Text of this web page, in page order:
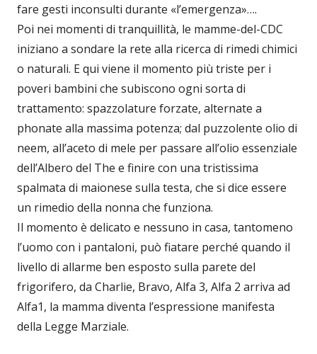
fare gesti inconsulti durante «l’emergenza»….
Poi nei momenti di tranquillità, le mamme-del-CDC
iniziano a sondare la rete alla ricerca di rimedi chimici
o naturali. E qui viene il momento più triste per i
poveri bambini che subiscono ogni sorta di
trattamento: spazzolature forzate, alternate a
phonate alla massima potenza; dal puzzolente olio di
neem, all’aceto di mele per passare all’olio essenziale
dell’Albero del The e finire con una tristissima
spalmata di maionese sulla testa, che si dice essere
un rimedio della nonna che funziona.
Il momento è delicato e nessuno in casa, tantomeno
l’uomo con i pantaloni, può fiatare perché quando il
livello di allarme ben esposto sulla parete del
frigorifero, da Charlie, Bravo, Alfa 3, Alfa 2 arriva ad
Alfa1, la mamma diventa l’espressione manifesta
della Legge Marziale.